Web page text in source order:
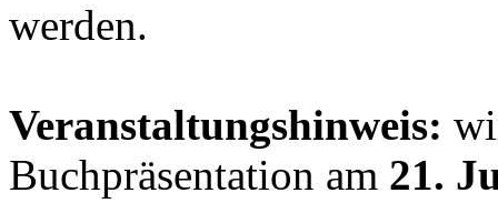
werden.
Veranstaltungshinweis:
Buchpräsentation am 21.